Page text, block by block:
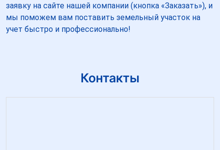
заявку на сайте нашей компании (кнопка «Заказать»), и
мы поможем вам поставить земельный участок на
учет быстро и профессионально!
Контакты